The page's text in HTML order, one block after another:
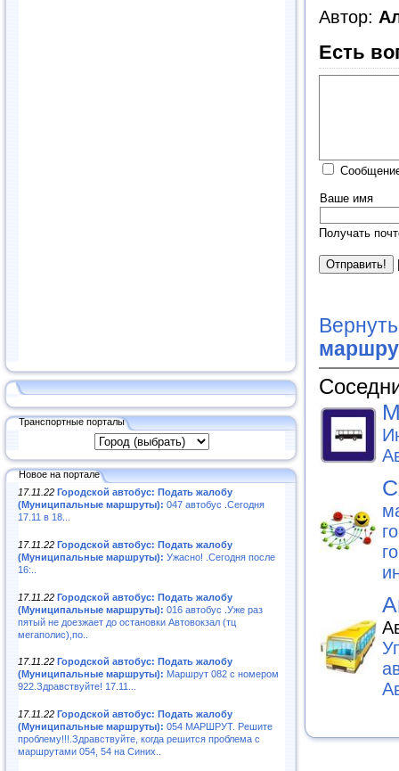
Транспортные порталы
Новое на портале
17.11.22 Городской автобус: Подать жалобу
(Муниципальные маршруты): 047 автобус .Сегодня
17.11 в 18...
17.11.22 Городской автобус: Подать жалобу
(Муниципальные маршруты): Ужасно! .Сегодня после
16:..
17.11.22 Городской автобус: Подать жалобу
(Муниципальные маршруты): 016 автобус .Уже раз
пятый не доезжает до остановки Автовокзал (тц
мегаполис),по..
17.11.22 Городской автобус: Подать жалобу
(Муниципальные маршруты): Маршрут 082 с номером
922.Здравствуйте! 17.11...
17.11.22 Городской автобус: Подать жалобу
(Муниципальные маршруты): 054 МАРШРУТ. Решите
проблему!!!.Здравствуйте, когда решится проблема с
маршрутами 054, 54 на Синих..
Автор:
Есть
Ваше имя
Получать